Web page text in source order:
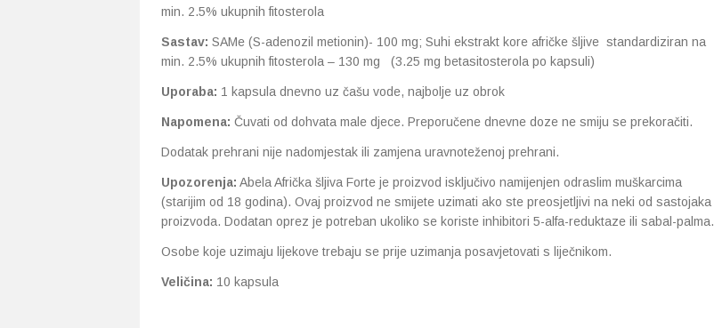
min. 2.5% ukupnih fitosterola
Sastav: SAMe (S-adenozil metionin)- 100 mg; Suhi ekstrakt kore afričke šljive standardiziran na
min. 2.5% ukupnih fitosterola – 130 mg (3.25 mg betasitosterola po kapsuli)
Uporaba: 1 kapsula dnevno uz čašu vode, najbolje uz obrok
Napomena: Čuvati od dohvata male djece. Preporučene dnevne doze ne smiju se prekoračiti.
Dodatak prehrani nije nadomjestak ili zamjena uravnoteženoj prehrani.
Upozorenja: Abela Afrička šljiva Forte je proizvod isključivo namijenjen odraslim muškarcima
(starijim od 18 godina). Ovaj proizvod ne smijete uzimati ako ste preosjetljivi na neki od sastojaka
proizvoda. Dodatan oprez je potreban ukoliko se koriste inhibitori 5-alfa-reduktaze ili sabal-palma.
Osobe koje uzimaju lijekove trebaju se prije uzimanja posavjetovati s liječnikom.
Veličina: 10 kapsula